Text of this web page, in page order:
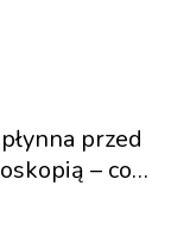
przed
– co